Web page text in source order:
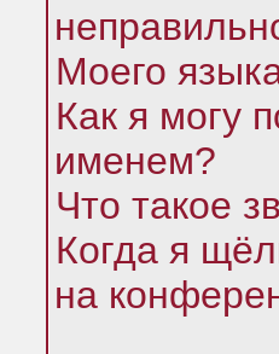
Моего
Как я могу
именем?
Что такое
Когда я
на